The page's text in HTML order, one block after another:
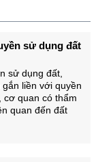
sử dụng đất
sử dụng đất,
liền với quyền
quan có thẩm
quan đến đất